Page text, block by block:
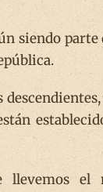
siendo parte
llevemos el